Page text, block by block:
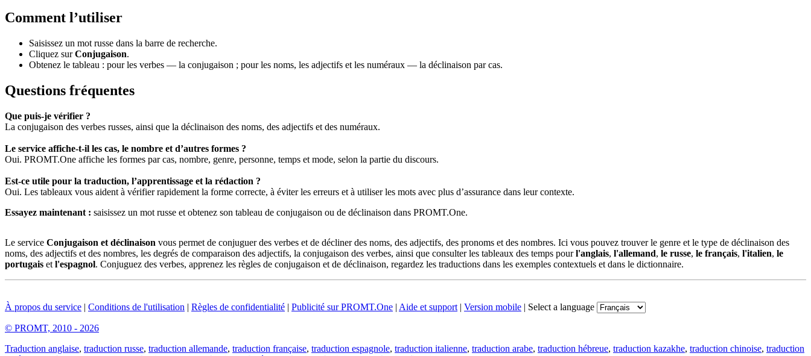
Comment l’utiliser
Saisissez un mot russe dans la barre de recherche.
Cliquez surConjugaison.
Obtenez le tableau : pour les verbes — la conjugaison ; pour les noms, les adjectifs et les numéraux — la déclinaison par cas.
Questions fréquentes
Que puis-je vérifier ?
La conjugaison des verbes russes, ainsi que la déclinaison des noms, des adjectifs et des numéraux.
Le service affiche-t-il les cas, le nombre et d’autres formes ?
Oui. PROMT.One affiche les formes par cas, nombre, genre, personne, temps et mode, selon la partie du discours.
Est-ce utile pour la traduction, l’apprentissage et la rédaction ?
Oui. Les tableaux vous aident à vérifier rapidement la forme correcte, à éviter les erreurs et à utiliser les mots avec plus d’assurance dans leur contexte.
Essayez maintenant : saisissez un mot russe et obtenez son tableau de conjugaison ou de déclinaison dans PROMT.One.
Le service Conjugaison et déclinaison vous permet de conjuguer des verbes et de décliner des noms, des adjectifs, des pronoms et des nombres. Ici vous pouvez trouver le genre et le type de déclinaison des
noms, des adjectifs et des nombres, les degrés de comparaison des adjectifs, la conjugaison des verbes, ainsi que consulter les tableaux des temps pourl'anglais, l'allemand, le russe, le français, l'italien, le
portugais et l'espagnol. Conjuguez des verbes, apprenez les règles de conjugaison et de déclinaison, regardez les traductions dans les exemples contextuels et dans le dictionnaire.
À propos du service | Conditions de l'utilisation | Règles de confidentialité | Publicité sur PROMT.One | Aide et support | Version mobile | Select a language
© PROMT, 2010 - 2026
Traduction anglaise, traduction russe, traduction allemande, traduction française, traduction espagnole, traduction italienne, traduction arabe, traduction hébreue, traduction kazakhe, traduction chinoise, traduction